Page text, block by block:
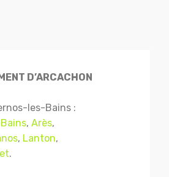
D’ARCACHON
les-Bains :
, Arès,
, Lanton,
.